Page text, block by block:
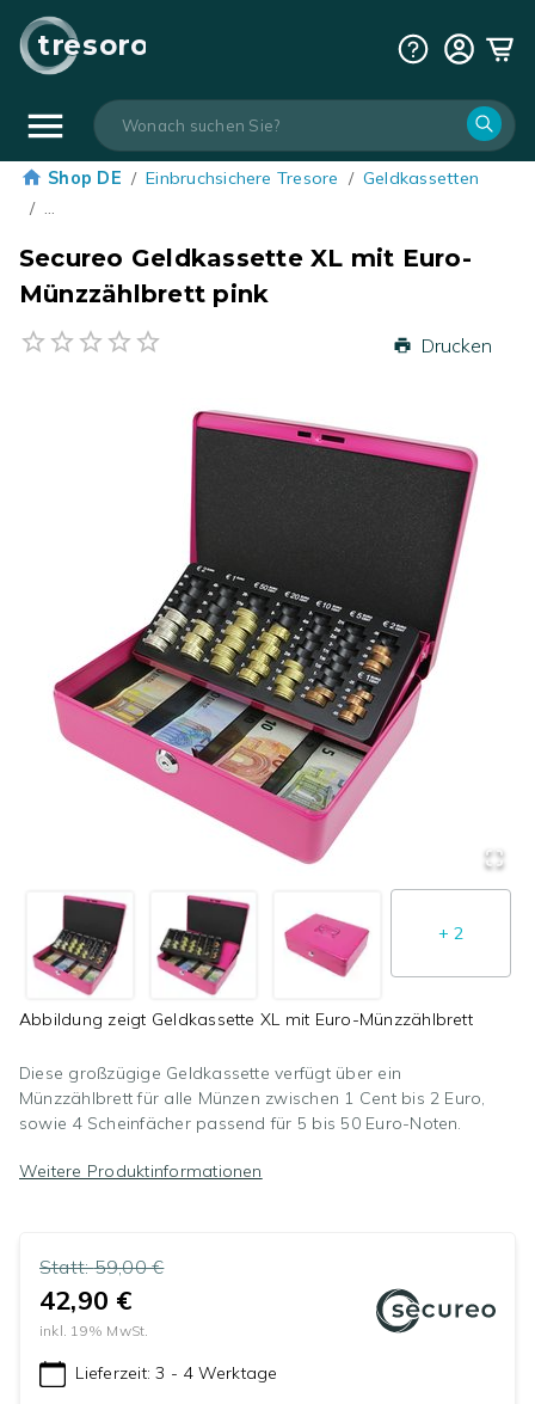
tresoro
Shop DE / Einbruchsichere Tresore / Geldkassetten
/ …
Secureo Geldkassette XL mit Euro-
Münzzählbrett pink
Drucken
+ 2
Abbildung zeigt Geldkassette XL mit Euro-Münzzählbrett
Diese großzügige Geldkassette verfügt über ein
Münzzählbrett für alle Münzen zwischen 1 Cent bis 2 Euro,
sowie 4 Scheinfächer passend für 5 bis 50 Euro-Noten.
Weitere Produktinformationen
Statt:59,00 €
42,90 €
inkl. 19% MwSt.
Lieferzeit:3 - 4 Werktage